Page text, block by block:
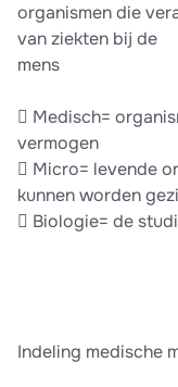
organismen die
van ziekten bij de
mens
 Medisch=
vermogen
 Micro= levende
kunnen worden
 Biologie= de
Indeling medische